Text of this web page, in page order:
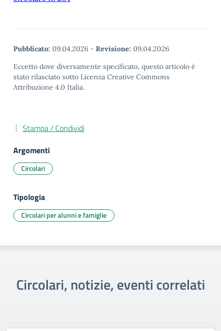
Pubblicato: 09.04.2026 - Revisione: 09.04.2026
Eccetto dove diversamente specificato, questo articolo è
stato rilasciato sotto Licenza Creative Commons
Attribuzione 4.0 Italia.
Stampa / Condividi
Argomenti
Circolari
Tipologia
Circolari per alunni e famiglie
Circolari, notizie, eventi correlati